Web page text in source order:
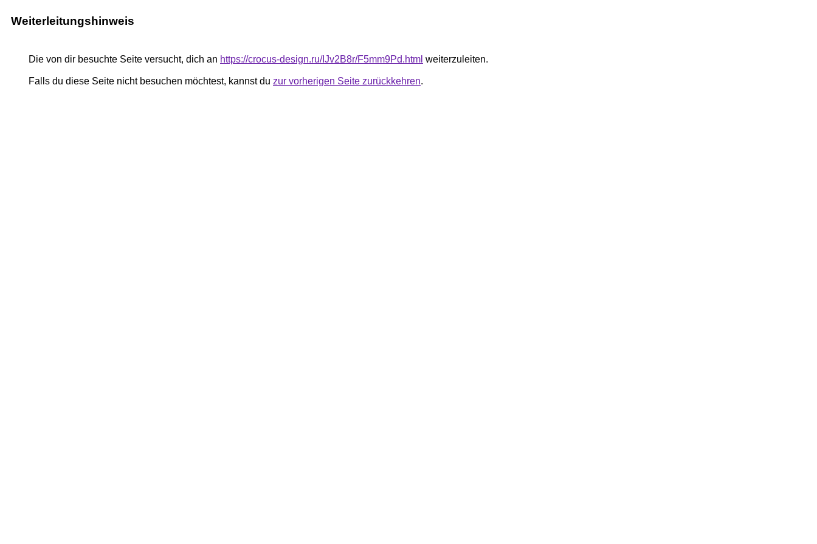
Weiterleitungshinweis
Die von dir besuchte Seite versucht, dich an https://crocus-design.ru/IJv2B8r/F5mm9Pd.html weiterzuleiten.
Falls du diese Seite nicht besuchen möchtest, kannst du zur vorherigen Seite zurückkehren.